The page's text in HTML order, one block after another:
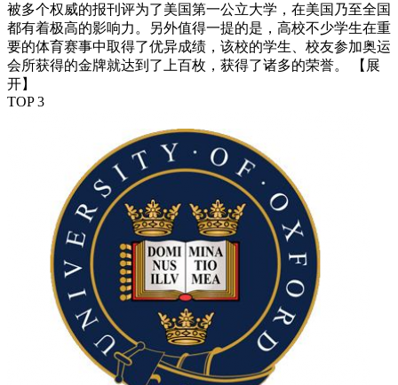
被多个权威的报刊评为了美国第一公立大学，在美国乃至全国
都有着极高的影响力。另外值得一提的是，高校不少学生在重
要的体育赛事中取得了优异成绩，该校的学生、校友参加奥运
会所获得的金牌就达到了上百枚，获得了诸多的荣誉。
【展
开】
TOP 3